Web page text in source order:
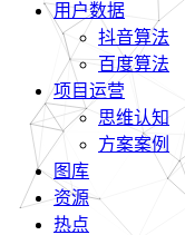
用户数据
抖音算法
百度算法
项目运营
思维认知
方案案例
图库
资源
热点